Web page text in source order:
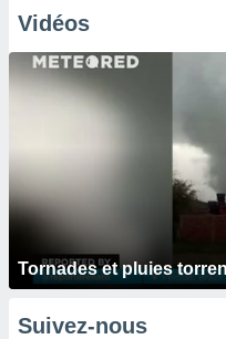
Vidéos
Tornades et pluies
Suivez-nous